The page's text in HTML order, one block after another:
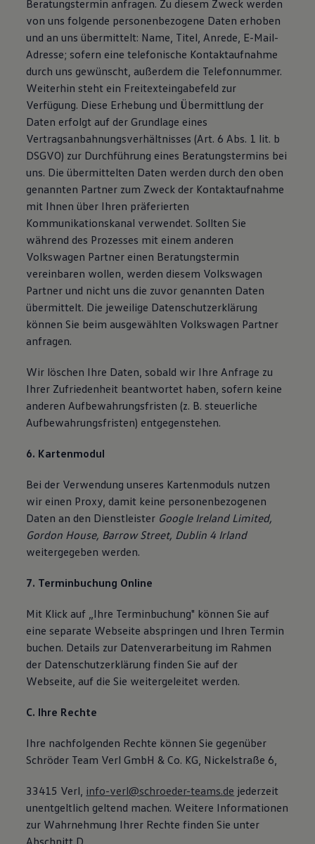
Beratungstermin anfragen. Zu diesem Zweck werden
von uns folgende personenbezogene Daten erhoben
und an uns übermittelt: Name, Titel, Anrede, E-Mail-
Adresse; sofern eine telefonische Kontaktaufnahme
durch uns gewünscht, außerdem die Telefonnummer.
Weiterhin steht ein Freitexteingabefeld zur
Verfügung. Diese Erhebung und Übermittlung der
Daten erfolgt auf der Grundlage eines
Vertragsanbahnungsverhältnisses (Art. 6 Abs. 1 lit. b
DSGVO) zur Durchführung eines Beratungstermins bei
uns. Die übermittelten Daten werden durch den oben
genannten Partner zum Zweck der Kontaktaufnahme
mit Ihnen über Ihren präferierten
Kommunikationskanal verwendet. Sollten Sie
während des Prozesses mit einem anderen
Volkswagen Partner einen Beratungstermin
vereinbaren wollen, werden diesem Volkswagen
Partner und nicht uns die zuvor genannten Daten
übermittelt. Die jeweilige Datenschutzerklärung
können Sie beim ausgewählten Volkswagen Partner
anfragen.
Wir löschen Ihre Daten, sobald wir Ihre Anfrage zu
Ihrer Zufriedenheit beantwortet haben, sofern keine
anderen Aufbewahrungsfristen (z. B. steuerliche
Aufbewahrungsfristen) entgegenstehen.
6. Kartenmodul
Bei der Verwendung unseres Kartenmoduls nutzen
wir einen Proxy, damit keine personenbezogenen
Daten an den Dienstleister Google Ireland Limited,
Gordon House, Barrow Street, Dublin 4 Irland
weitergegeben werden.
7. Terminbuchung Online
Mit Klick auf „Ihre Terminbuchung" können Sie auf
eine separate Webseite abspringen und Ihren Termin
buchen. Details zur Datenverarbeitung im Rahmen
der Datenschutzerklärung finden Sie auf der
Webseite, auf die Sie weitergeleitet werden.
C. Ihre Rechte
Ihre nachfolgenden Rechte können Sie gegenüber
Schröder Team Verl GmbH & Co. KG, Nickelstraße 6,
33415 Verl, info-verl@schroeder-teams.de jederzeit
unentgeltlich geltend machen. Weitere Informationen
zur Wahrnehmung Ihrer Rechte finden Sie unter
Abschnitt D.